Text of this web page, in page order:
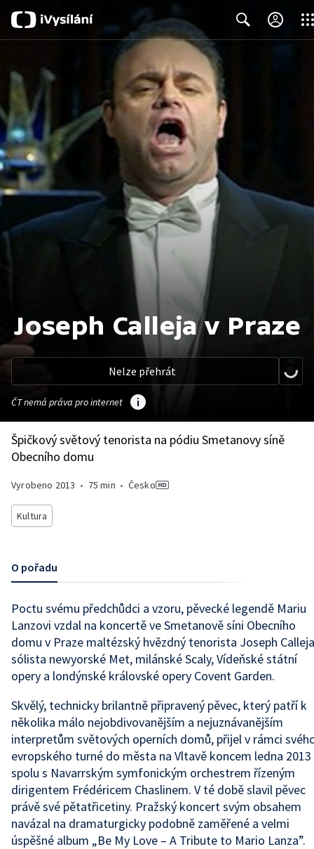
Joseph Calleja v Praze
Nelze přehrát
ČT nemá práva pro internet
Špičkový světový tenorista na pódiu Smetanovy síně
Obecního domu
Vyrobeno 2013 • 75 min • Česko
Kultura
O pořadu
Poctu svému předchůdci a vzoru, pěvecké legendě Mariu
Lanzovi vzdal na koncertě ve Smetanově síni Obecního
domu v Praze maltézský hvězdný tenorista Joseph
sólista newyorské Met, milánské Scaly, Vídeňské státní
opery a londýnské královské opery Covent Garden.
Skvělý, technicky brilantně připravený pěvec, který patří k
několika málo nejobdivovanějším a nejuznávanějším
interpretům světových operních domů, přijel v rámci
evropského turné do města na Vltavě koncem ledna 2013
spolu s Navarrským symfonickým orchestrem řízeným
dirigentem Frédéricem Chaslinem. V té době slavil pěvec
právě své pětatřicetiny. Pražský koncert svým obsahem
navázal na dramaturgicky podobně zaměřené a velmi
úspěšné album „Be My Love – A Tribute to Mario Lanza”.